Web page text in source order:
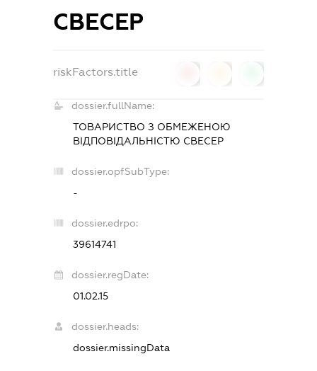
СВЕСЕР
riskFactors.title
dossier.fullName:
ТОВАРИСТВО З ОБМЕЖЕНОЮ
ВІДПОВІДАЛЬНІСТЮ СВЕСЕР
dossier.opfSubType:
-
dossier.edrpo:
39614741
dossier.regDate:
01.02.15
dossier.heads:
dossier.missingData